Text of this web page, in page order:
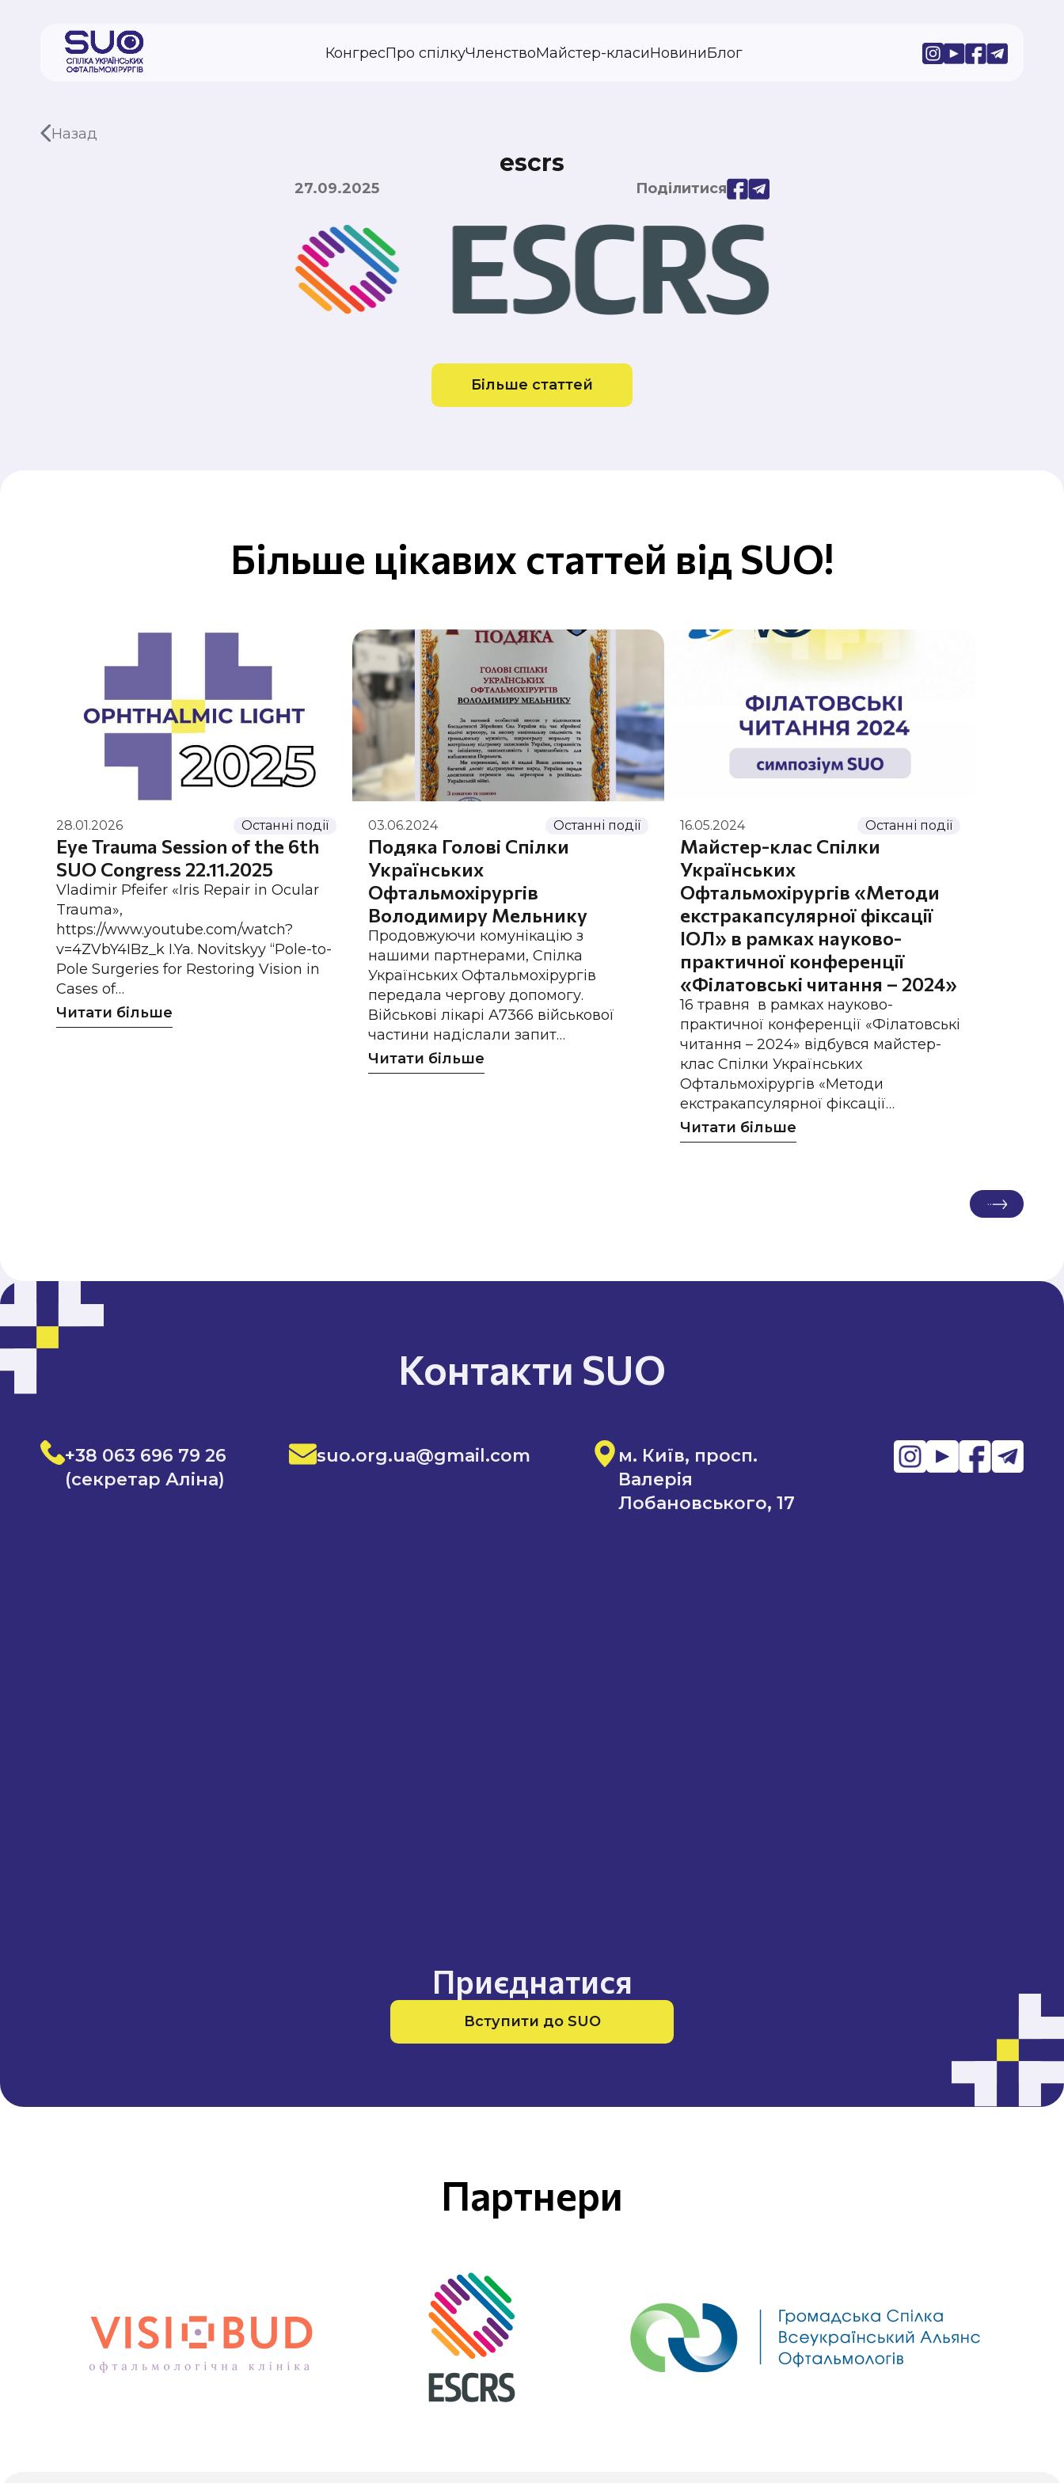
КонгресПро спілкуЧленствоМайстер-класиНовиниБлог
Назад
escrs
27.09.2025 Поділитися
Більше статтей
Більше цікавих статтей від SUO!
28.01.2026 Останні події
Eye Trauma Session of the 6th
SUO Congress 22.11.2025
Vladimir Pfeifer «Iris Repair in Ocular
Trauma»,
https://www.youtube.com/watch?
v=4ZVbY4IBz_k I.Ya. Novitskyy “Pole-to-
Pole Surgeries for Restoring Vision in
Cases of…
Читати більше
03.06.2024 Останні події
Подяка Голові Спілки
Українських
Офтальмохірургів
Володимиру Мельнику
Продовжуючи комунікацію з
нашими партнерами, Спілка
Українських Офтальмохірургів
передала чергову допомогу.
Військові лікарі А7366 військової
частини надіслали запит…
Читати більше
16.05.2024 Останні події
Майстер-клас Спілки
Українських
Офтальмохірургів «Методи
екстракапсулярної фіксації
ІОЛ» в рамках науково-
практичної конференції
«Філатовські читання – 2024»
16 травня в рамках науково-
практичної конференції «Філатовські
читання – 2024» відбувся майстер-
клас Спілки Українських
Офтальмохірургів «Методи
екстракапсулярної фіксації…
Читати більше
Контакти SUO
+38 063 696 79 26
(секретар Аліна)
suo.org.ua@gmail.com
м. Київ, просп.
Валерія
Лобановського, 17
Приєднатися
Вступити до SUO
Партнери